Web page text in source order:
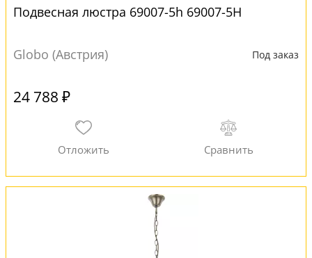
Подвесная люстра 69007-5h 69007-5H
Globo (Австрия) Под заказ
24 788 ₽